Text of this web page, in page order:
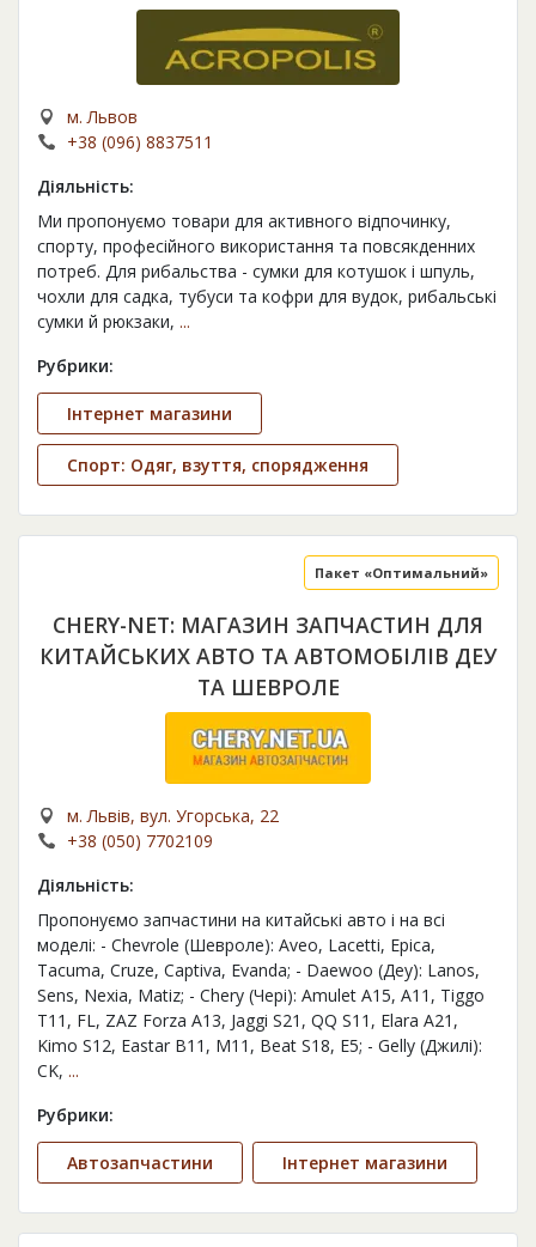
м. Львов
+38 (096) 8837511
Діяльність:
Ми пропонуємо товари для активного відпочинку,
спорту, професійного використання та повсякденних
потреб. Для рибальства - сумки для котушок і шпуль,
чохли для садка, тубуси та кофри для вудок, рибальські
сумки й рюкзаки, ...
Рубрики:
Інтернет магазини
Спорт: Одяг, взуття, спорядження
CHERY-NET: МАГАЗИН ЗАПЧАСТИН ДЛЯ
КИТАЙСЬКИХ АВТО ТА АВТОМОБІЛІВ ДЕУ
ТА ШЕВРОЛЕ
Пакет «Оптимальний»
м. Львів, вул. Угорська, 22
+38 (050) 7702109
Діяльність:
Пропонуємо запчастини на китайські авто і на всі
моделі: - Chevrole (Шевроле): Aveo, Lacetti, Epica,
Tacuma, Cruze, Captiva, Evanda; - Daewoo (Деу): Lanos,
Sens, Nexia, Matiz; - Chery (Чері): Amulet A15, A11, Tiggo
T11, FL, ZAZ Forza A13, Jaggi S21, QQ S11, Elara A21,
Kimo S12, Eastar B11, M11, Beat S18, E5; - Gelly (Джилі):
CK, ...
Рубрики:
Автозапчастини Інтернет магазини